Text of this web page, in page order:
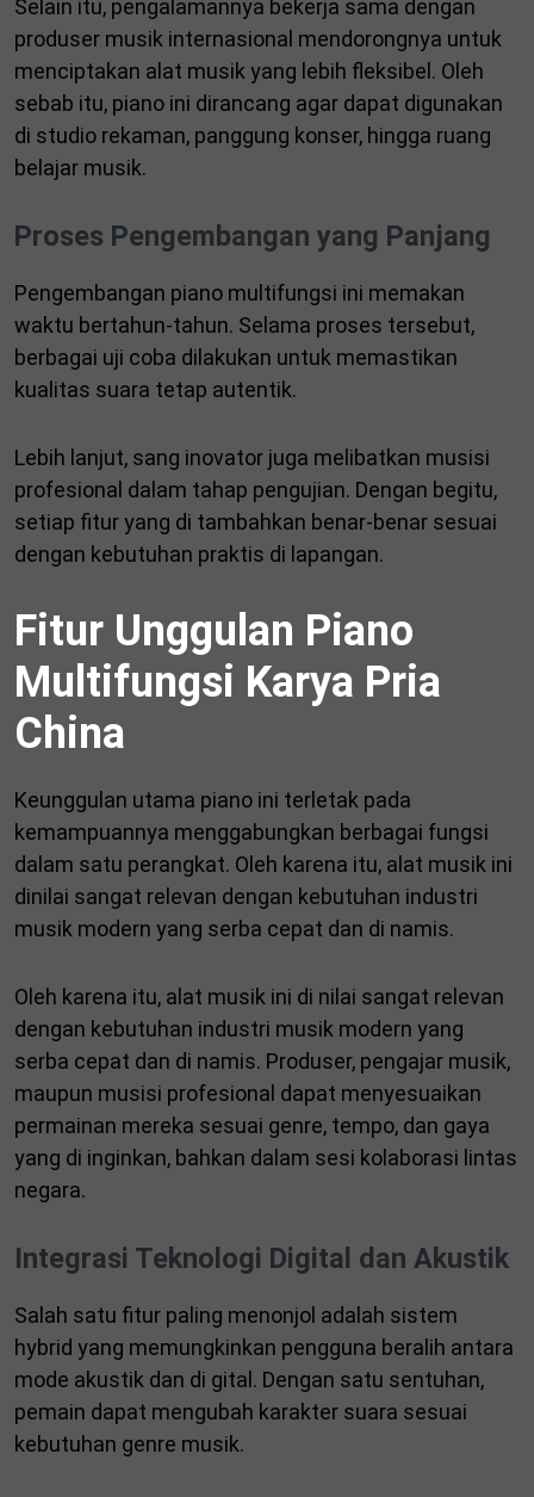
Selain itu, pengalamannya bekerja sama dengan
produser musik internasional mendorongnya untuk
menciptakan alat musik yang lebih fleksibel. Oleh
sebab itu, piano ini dirancang agar dapat digunakan
di studio rekaman, panggung konser, hingga ruang
belajar musik.
Proses Pengembangan yang Panjang
Pengembangan piano multifungsi ini memakan
waktu bertahun-tahun. Selama proses tersebut,
berbagai uji coba dilakukan untuk memastikan
kualitas suara tetap autentik.
Lebih lanjut, sang inovator juga melibatkan musisi
profesional dalam tahap pengujian. Dengan begitu,
setiap fitur yang di tambahkan benar-benar sesuai
dengan kebutuhan praktis di lapangan.
Fitur Unggulan Piano
Multifungsi Karya Pria
China
Keunggulan utama piano ini terletak pada
kemampuannya menggabungkan berbagai fungsi
dalam satu perangkat. Oleh karena itu, alat musik ini
dinilai sangat relevan dengan kebutuhan industri
musik modern yang serba cepat dan di namis.
Oleh karena itu, alat musik ini di nilai sangat relevan
dengan kebutuhan industri musik modern yang
serba cepat dan di namis. Produser, pengajar musik,
maupun musisi profesional dapat menyesuaikan
permainan mereka sesuai genre, tempo, dan gaya
yang di inginkan, bahkan dalam sesi kolaborasi lintas
negara.
Integrasi Teknologi Digital dan Akustik
Salah satu fitur paling menonjol adalah sistem
hybrid yang memungkinkan pengguna beralih antara
mode akustik dan di gital. Dengan satu sentuhan,
pemain dapat mengubah karakter suara sesuai
kebutuhan genre musik.